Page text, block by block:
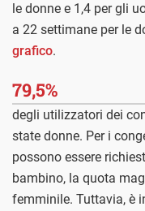
le donne e 1,4 per gli
a 22 settimane per le
grafico.
79,5%
degli utilizzatori dei
state donne. Per i
possono essere
bambino, la quota
femminile. Tuttavia, è